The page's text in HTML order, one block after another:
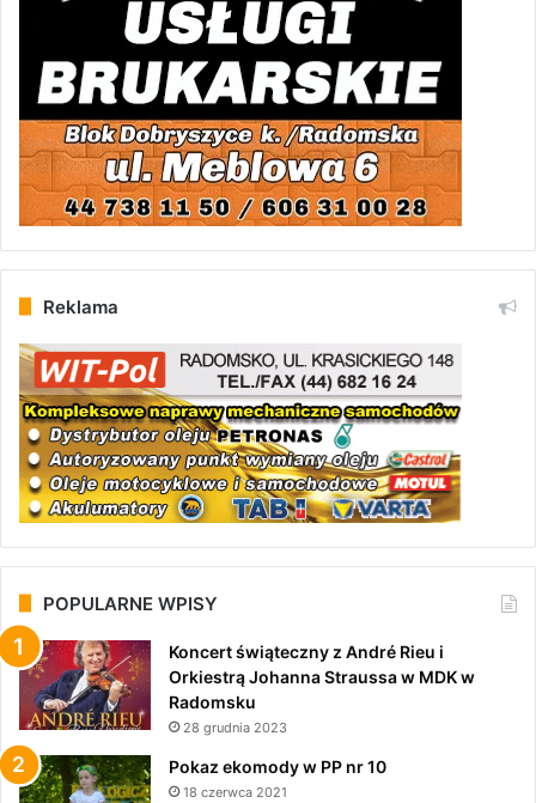
Reklama
POPULARNE WPISY
Koncert świąteczny z André Rieu i
Orkiestrą Johanna Straussa w MDK w
Radomsku
28 grudnia 2023
Pokaz ekomody w PP nr 10
18 czerwca 2021